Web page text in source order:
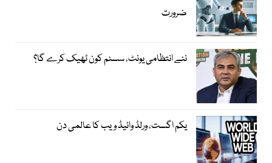
ضرورت
نئے انتظامی یونٹ، سسٹم کون ٹھیک کرے گا؟
یکم اگست، ورلڈ وائیڈ ویب کا عالمی دن